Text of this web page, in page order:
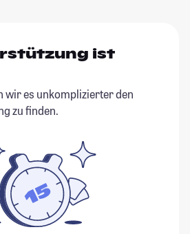
ist
wir es unkomplizierter den
zu finden.